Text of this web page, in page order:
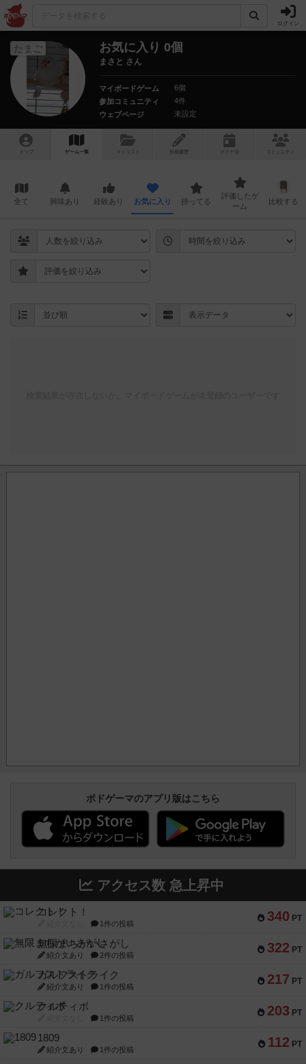
ログイン
たまご お気に入り 0個
まさと さん
マイボードゲーム
6個
参加コミュニティ
4件
ウェブページ
未設定
トップ ゲーム一覧 マイリスト 投稿履歴 ボ ドゲ コミュニティ
全て 興味あり 経験あり お気に入り 持ってる
評価したゲ
ーム
比較する
ボドゲーマのアプリ版はこちら
アクセス数 急上昇中
340 PT
コレクト！
1件の投稿
322 PT
無限まちがいさがし
紹介文あり 2件の投稿
217 PT
ガルフストライク
紹介文あり 1件の投稿
203 PT
クルティボ
1件の投稿
112 PT
1809
紹介文あり 1件の投稿